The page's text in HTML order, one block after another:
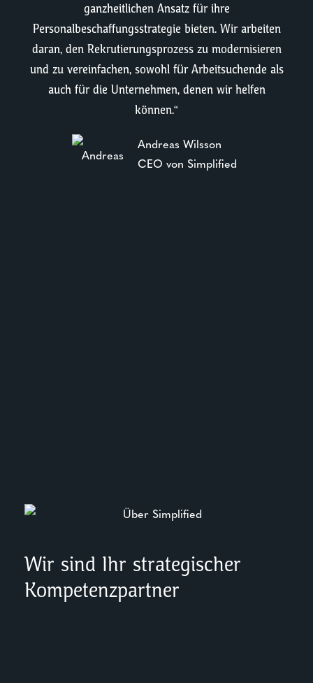
ganzheitlichen Ansatz für ihre
Personalbeschaffungsstrategie bieten. Wir arbeiten
daran, den Rekrutierungsprozess zu modernisieren
und zu vereinfachen, sowohl für Arbeitsuchende als
auch für die Unternehmen, denen wir helfen
können.“
Andreas Wilsson
CEO von Simplified
Wir sind Ihr strategischer
Kompetenzpartner